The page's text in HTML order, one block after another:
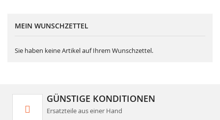
MEIN WUNSCHZETTEL
Sie haben keine Artikel auf Ihrem Wunschzettel.
GÜNSTIGE KONDITIONEN
Ersatzteile aus einer Hand